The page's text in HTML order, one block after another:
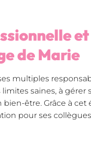
et
de Marie
multiples
saines, à gérer
être. Grâce à cet
pour ses